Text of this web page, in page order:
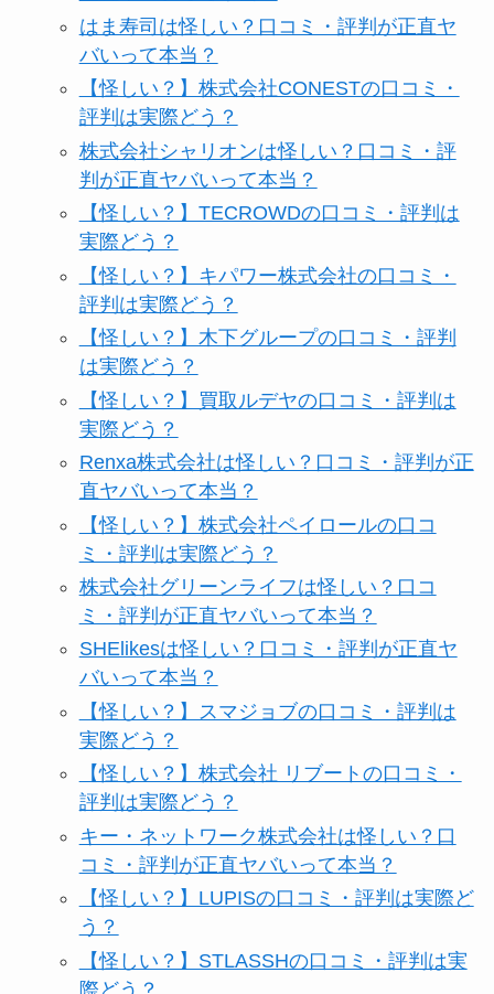
はま寿司は怪しい？口コミ・評判が正直ヤ
バいって本当？
【怪しい？】株式会社CONESTの口コミ・
評判は実際どう？
株式会社シャリオンは怪しい？口コミ・評
判が正直ヤバいって本当？
【怪しい？】TECROWDの口コミ・評判は
実際どう？
【怪しい？】キパワー株式会社の口コミ・
評判は実際どう？
【怪しい？】木下グループの口コミ・評判
は実際どう？
【怪しい？】買取ルデヤの口コミ・評判は
実際どう？
Renxa株式会社は怪しい？口コミ・評判が正
直ヤバいって本当？
【怪しい？】株式会社ペイロールの口コ
ミ・評判は実際どう？
株式会社グリーンライフは怪しい？口コ
ミ・評判が正直ヤバいって本当？
SHElikesは怪しい？口コミ・評判が正直ヤ
バいって本当？
【怪しい？】スマジョブの口コミ・評判は
実際どう？
【怪しい？】株式会社 リブートの口コミ・
評判は実際どう？
キー・ネットワーク株式会社は怪しい？口
コミ・評判が正直ヤバいって本当？
【怪しい？】LUPISの口コミ・評判は実際ど
う？
【怪しい？】STLASSHの口コミ・評判は実
際どう？